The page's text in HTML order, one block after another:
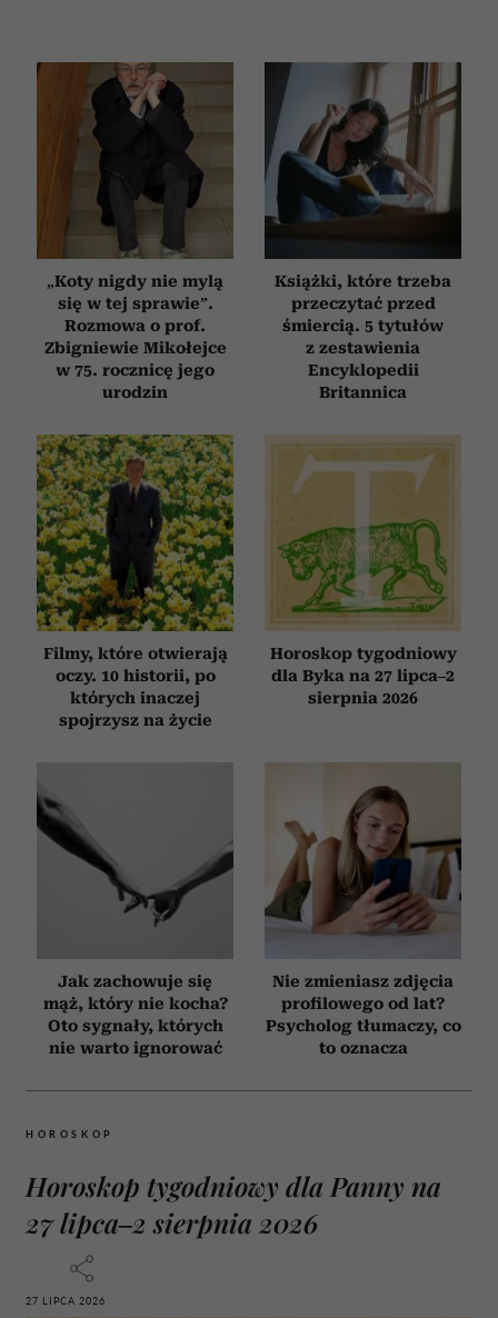
„Koty nigdy nie mylą
się w tej sprawie”.
Rozmowa o prof.
Zbigniewie Mikołejce
w 75. rocznicę jego
urodzin
Książki, które trzeba
przeczytać przed
śmiercią. 5 tytułów
z zestawienia
Encyklopedii
Britannica
Filmy, które otwierają
oczy. 10 historii, po
których inaczej
spojrzysz na życie
Horoskop tygodniowy
dla Byka na 27 lipca–2
sierpnia 2026
Jak zachowuje się
mąż, który nie kocha?
Oto sygnały, których
nie warto ignorować
Nie zmieniasz zdjęcia
profilowego od lat?
Psycholog tłumaczy, co
to oznacza
HOROSKOP
Horoskop tygodniowy dla Panny na
27 lipca–2 sierpnia 2026
27 LIPCA 2026